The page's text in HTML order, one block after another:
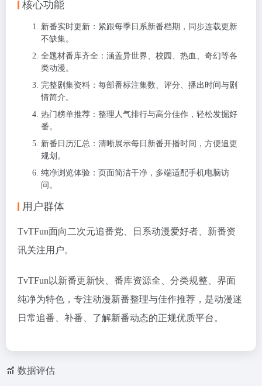
核心功能
新番实时更新：紧跟每季日系新番档期，同步连载更新
不缺集。
全题材番库齐全：涵盖异世界、校园、热血、奇幻等各
类动漫。
完整剧集资料：每部番标注集数、评分、播出时间与剧
情简介。
热门榜单推荐：整理人气排行与高分佳作，轻松发掘好
番。
新番日历汇总：清晰展示每日新番开播时间，方便追更
规划。
纯净浏览体验：页面简洁干净，多端适配手机电脑访
问。
用户群体
TvTFun面向二次元追番党、日系动漫爱好者、新番资
讯关注用户。
TvTFun以新番更新快、番库资源全、分类规整、界面
纯净为特色，专注动漫新番整理与佳作推荐，是动漫迷
日常追番、补番、了解新番动态的正规优质平台。
数据评估